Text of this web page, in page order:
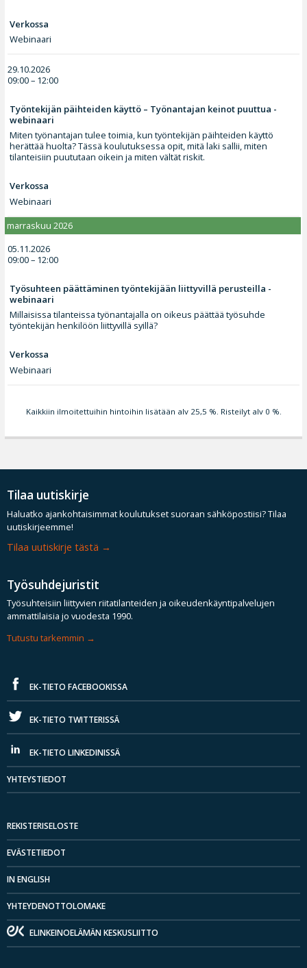
Verkossa
Webinaari
29.10.2026
09:00 – 12:00
Työntekijän päihteiden käyttö – Työnantajan keinot puuttua -
webinaari
Miten työnantajan tulee toimia, kun työntekijän päihteiden käyttö
herättää huolta? Tässä koulutuksessa opit, mitä laki sallii, miten
tilanteisiin puututaan oikein ja miten vältät riskit.
Verkossa
Webinaari
marraskuu 2026
05.11.2026
09:00 – 12:00
Työsuhteen päättäminen työntekijään liittyvillä perusteilla -
webinaari
Millaisissa tilanteissa työnantajalla on oikeus päättää työsuhde
työntekijän henkilöön liittyvillä syillä?
Verkossa
Webinaari
Kaikkiin ilmoitettuihin hintoihin lisätään alv 25,5 %. Risteilyt alv 0 %.
Tilaa uutiskirje
Haluatko ajankohtaisimmat koulutukset suoraan sähköpostiisi? Tilaa
uutiskirjeemme!
Tilaa uutiskirje tästä
Työsuhdejuristit
Työsuhteisiin liittyvien riitatilanteiden ja oikeudenkäyntipalvelujen
ammattilaisia jo vuodesta 1990.
Tutustu tarkemmin
EK-TIETO FACEBOOKISSA
EK-TIETO TWITTERISSÄ
EK-TIETO LINKEDINISSÄ
YHTEYSTIEDOT
REKISTERISELOSTE
EVÄSTETIEDOT
IN ENGLISH
YHTEYDENOTTOLOMAKE
ELINKEINOELÄMÄN KESKUSLIITTO